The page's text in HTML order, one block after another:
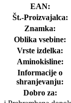
EAN:
Št.-Proizvajalca:
Znamka:
Oblika vsebine:
Vrste izdelka:
Aminokisline:
Informacije o
shranjevanju:
Dobro za: